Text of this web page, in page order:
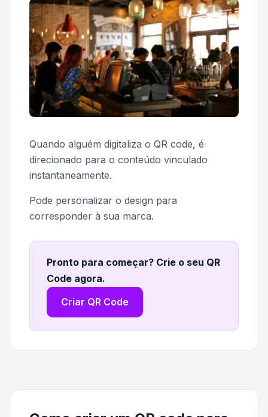
Quando alguém digitaliza o QR code, é
direcionado para o conteúdo vinculado
instantaneamente.
Pode personalizar o design para
corresponder à sua marca.
Pronto para começar? Crie o seu QR
Code agora.
Criar QR Code